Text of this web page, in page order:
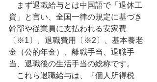
まず退職給与とは中国語で「退休工
資」と言い、全国一律の規定に基づき
幹部や従業員に支払われる安家費
〔※1〕、退職費用〔※2〕、基本養老
金（公的年金）、離職手当、退職手
当、退職後の生活手当の総称です。
これら退職給与は、『個人所得税